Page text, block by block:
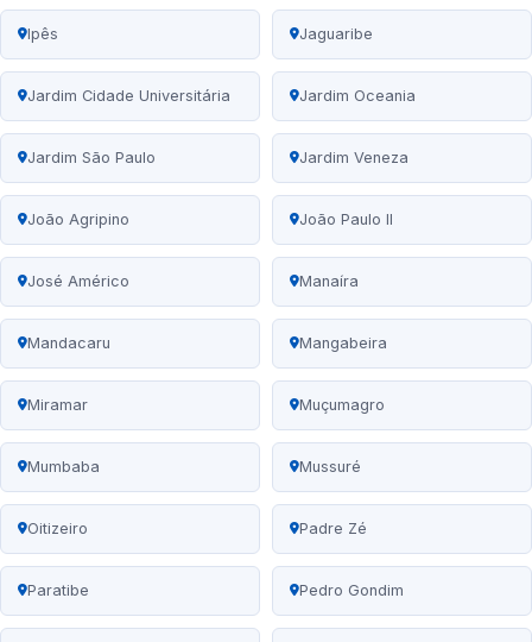
Ipês Jaguaribe
Jardim Cidade Universitária Jardim Oceania
Jardim São Paulo Jardim Veneza
João Agripino João Paulo II
José Américo Manaíra
Mandacaru Mangabeira
Miramar Muçumagro
Mumbaba Mussuré
Oitizeiro Padre Zé
Paratibe Pedro Gondim